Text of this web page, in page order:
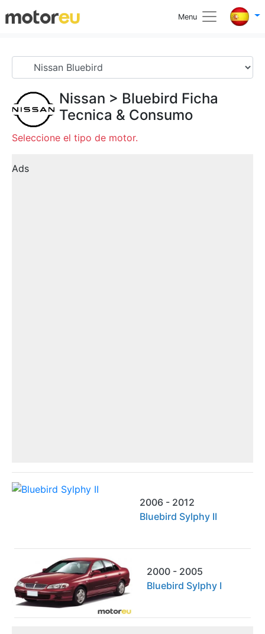
Menu
Nissan > Bluebird Ficha
Tecnica & Consumo
Seleccione el tipo de motor.
Ads
2006 - 2012
Bluebird Sylphy II
2000 - 2005
Bluebird Sylphy I